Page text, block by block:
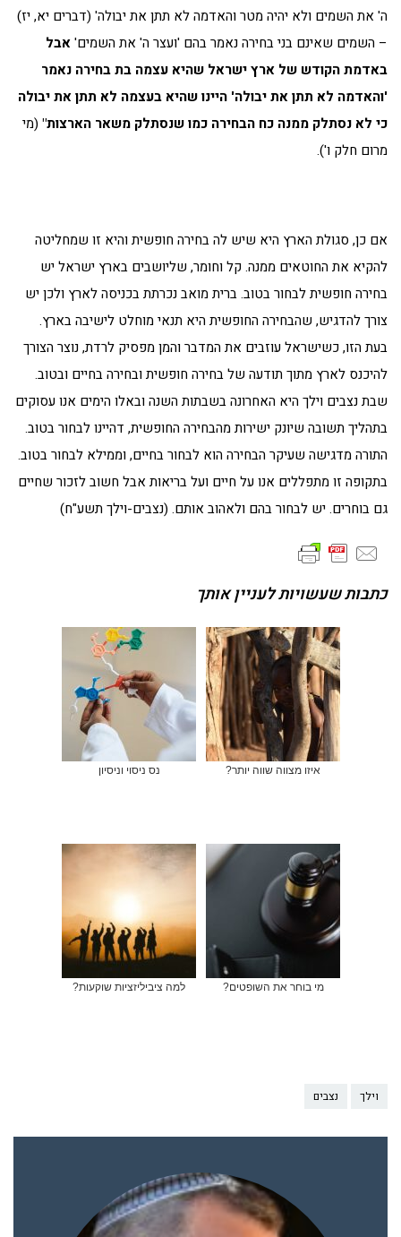
ה' את השמים ולא יהיה מטר והאדמה לא תתן את יבולה' (דברים יא, יז)
– השמים שאינם בני בחירה נאמר בהם 'ועצר ה' את השמים'אבל
באדמת הקודש של ארץ ישראל שהיא עצמה בת בחירה נאמר
'והאדמה לא תתן את יבולה' היינו שהיא בעצמה לא תתן את יבולה
כי לא נסתלק ממנה כח הבחירה כמו שנסתלק משאר הארצות" (מי
מרום חלק ו').
אם כן, סגולת הארץ היא שיש לה בחירה חופשית והיא זו שמחליטה
להקיא את החוטאים ממנה. קל וחומר, שליושבים בארץ ישראל יש
בחירה חופשית לבחור בטוב. ברית מואב נכרתת בכניסה לארץ ולכן יש
צורך להדגיש, שהבחירה החופשית היא תנאי מוחלט לישיבה בארץ.
בעת הזו, כשישראל עוזבים את המדבר והמן מפסיק לרדת, נוצר הצורך
להיכנס לארץ מתוך תודעה של בחירה חופשית ובחירה בחיים ובטוב.
שבת נצבים וילך היא האחרונה בשבתות השנה ובאלו הימים אנו עסוקים
בתהליך תשובה שיונק ישירות מהבחירה החופשית, דהיינו לבחור בטוב.
התורה מדגישה שעיקר הבחירה הוא לבחור בחיים, וממילא לבחור בטוב.
בתקופה זו מתפללים אנו על חיים ועל בריאות אבל חשוב לזכור שחיים
גם בוחרים. יש לבחור בהם ולאהוב אותם. (נצבים-וילך תשע"ח)
כתבות שעשויות לעניין אותך
איזו מצווה שווה יותר? נס ניסוי וניסיון
מי בוחר את השופטים? למה ציביליזציות שוקעות?
וילך נצבים